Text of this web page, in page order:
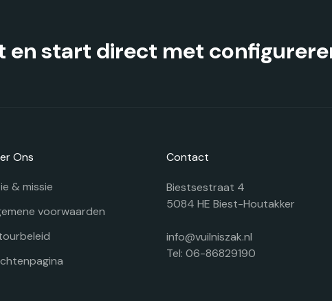
en start direct met
Ons
& missie
voorwaarden
Contact
Biestsestraat 4
5084 HE Biest-Houtakker
info@vuilniszak.nl
Tel: 06-86829190